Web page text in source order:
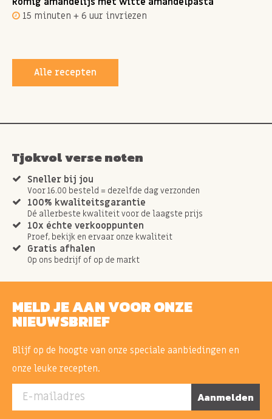
15 minuten + 6 uur invriezen
Alle recepten
Tjokvol verse noten
Sneller bij jou
Voor 16.00 besteld = dezelfde dag verzonden
100% kwaliteitsgarantie
Dé allerbeste kwaliteit voor de laagste prijs
10x échte verkooppunten
Proef, bekijk en ervaar onze kwaliteit
Gratis afhalen
Op ons bedrijf of op de markt
MELD JE AAN VOOR ONZE
NIEUWSBRIEF
Blijf op de hoogte van onze speciale aanbiedingen en
onze leuke recepten.
E-mailadres Aanmelden